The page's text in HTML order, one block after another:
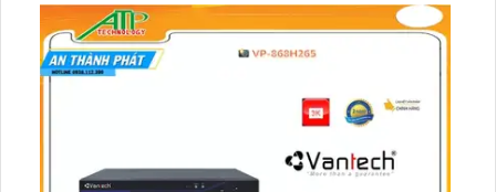
trang bị công nghệ tiên tiến, cho phép người dùng
điều chỉnh được các thông số như độ phơi sáng, cân
bằng màu sắc và khả năng zoom. Đồng thời, VP-
8160SP cũng hỗ trợ chế độ tự động để người dùng có
thể dễ dàng sử dụng. Với thiết kế nhỏ gọn và dễ dàng
cầm nắm, sản phẩm này thích hợp cho cả các nhiếp
ảnh gia chuyên nghiệp và người dùng cá nhân.